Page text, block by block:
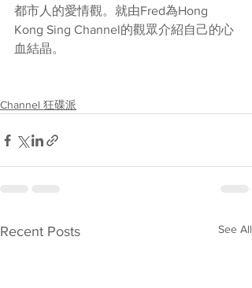
都市人的愛情觀。就由Fred為Hong
Kong Sing Channel的觀眾介紹自己的心
血結晶。
Channel 狂碟派
Recent Posts See All